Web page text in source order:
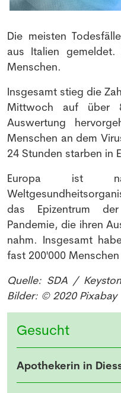
Die meisten
aus Italien
Menschen.
Insgesamt stieg die
Mittwoch auf über
Auswertung
Menschen an dem
24 Stunden starben in
Europa ist
das Epizentrum
Pandemie, die ihren
nahm. Insgesamt
fast 200'000
Quelle: SDA /
Bilder: © 2020 Pixabay
Gesucht
Apothekerin in